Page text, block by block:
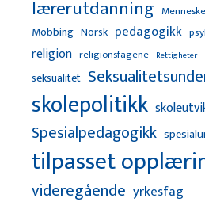
lærerutdanning
Mobbing Norsk pedagogikk
religion religionsfagene Rettigheter
seksualitet
skolepolitikk
Spesialpedagogikk
tilpasset
videregående yrkesfag